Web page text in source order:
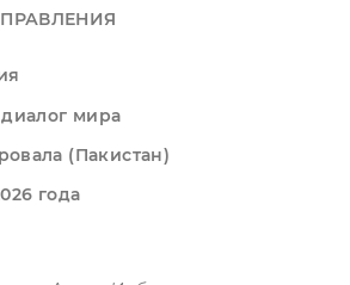
мира
(Пакистан)
года